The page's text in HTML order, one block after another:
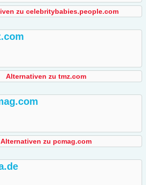
zu celebritybabies.people.com
Alternativen zu tmz.com
Alternativen zu pcmag.com